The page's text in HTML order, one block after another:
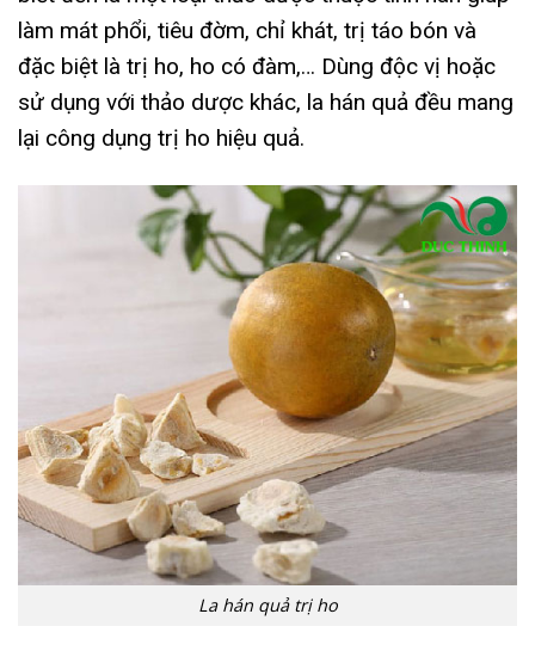
làm mát phổi, tiêu đờm, chỉ khát, trị táo bón và
đặc biệt là trị ho, ho có đàm,… Dùng độc vị hoặc
sử dụng với thảo dược khác, la hán quả đều mang
lại công dụng trị ho hiệu quả.
La hán quả trị ho